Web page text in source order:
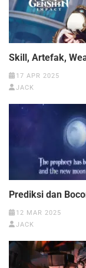
Skill, Artefak,
17 APR 2025
JACK
Prediksi dan
12 MAR 2025
JACK